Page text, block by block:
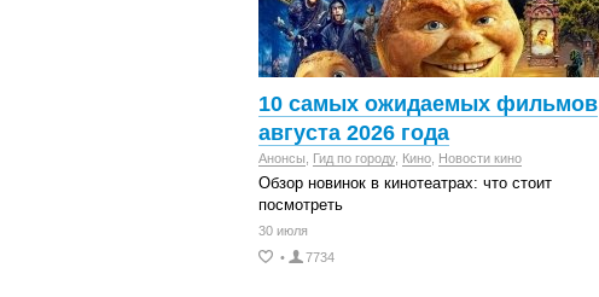
10 самых ожидаемых фильмов
августа 2026 года
Анонсы Гид по городу, Кино Новости кино
Обзор новинок в кинотеатрах: что стоит
посмотреть
30 июля
•
7734